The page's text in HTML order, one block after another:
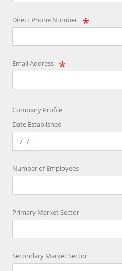
Direct Phone Number
Email Address
Company Profile
Date Established
Number of Employees
Primary Market Sector
Secondary Market Sector